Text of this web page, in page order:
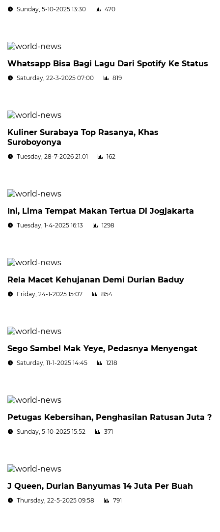
Sunday, 5-10-2025 13:30 470
Whatsapp Bisa Bagi Lagu Dari Spotify Ke Status
Saturday, 22-3-2025 07:00 819
Kuliner Surabaya Top Rasanya, Khas
Suroboyonya
Tuesday, 28-7-2026 21:01 162
Ini, Lima Tempat Makan Tertua Di Jogjakarta
Tuesday, 1-4-2025 16:13 1298
Rela Macet Kehujanan Demi Durian Baduy
Friday, 24-1-2025 15:07 854
Sego Sambel Mak Yeye, Pedasnya Menyengat
Saturday, 11-1-2025 14:45 1218
Petugas Kebersihan, Penghasilan Ratusan Juta ?
Sunday, 5-10-2025 15:52 371
J Queen, Durian Banyumas 14 Juta Per Buah
Thursday, 22-5-2025 09:58 791